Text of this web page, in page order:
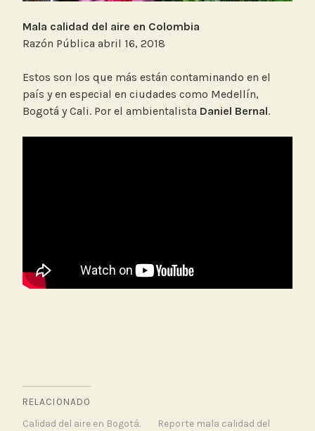
Mala calidad del aire en Colombia
Razón Pública abril 16, 2018
Estos son los que más están contaminando en el
país y en especial en ciudades como Medellín,
Bogotá y Cali. Por el ambientalista Daniel Bernal.
RELACIONADO
Calidad del aire en Bogotá.
Reporte mala calidad del